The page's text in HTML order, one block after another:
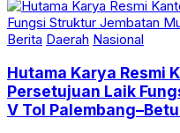
Berita Daerah Nasional
Hutama Karya Resmi
Persetujuan Laik
V Tol